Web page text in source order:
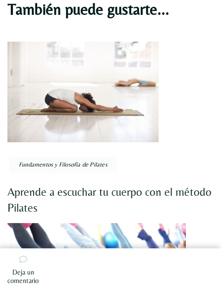
Deja un
comentarioen
También puede gustarte...
Fundamentos y Filosofía de Pilates
Aprende a escuchar tu cuerpo con el método
Pilates